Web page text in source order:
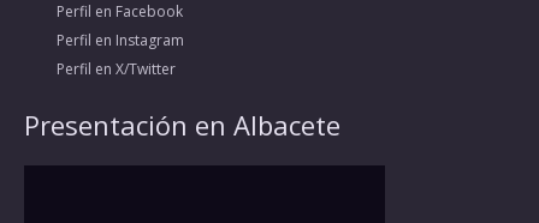
Perfil en Facebook
Perfil en Instagram
Perfil en X/Twitter
Presentación en Albacete